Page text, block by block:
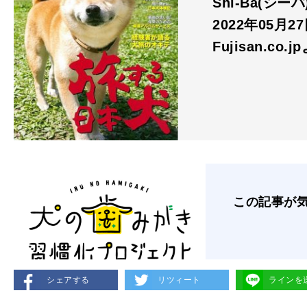
2022年05月
Fujisan.co.jp
この記事が
シェアする リツィート ラインを